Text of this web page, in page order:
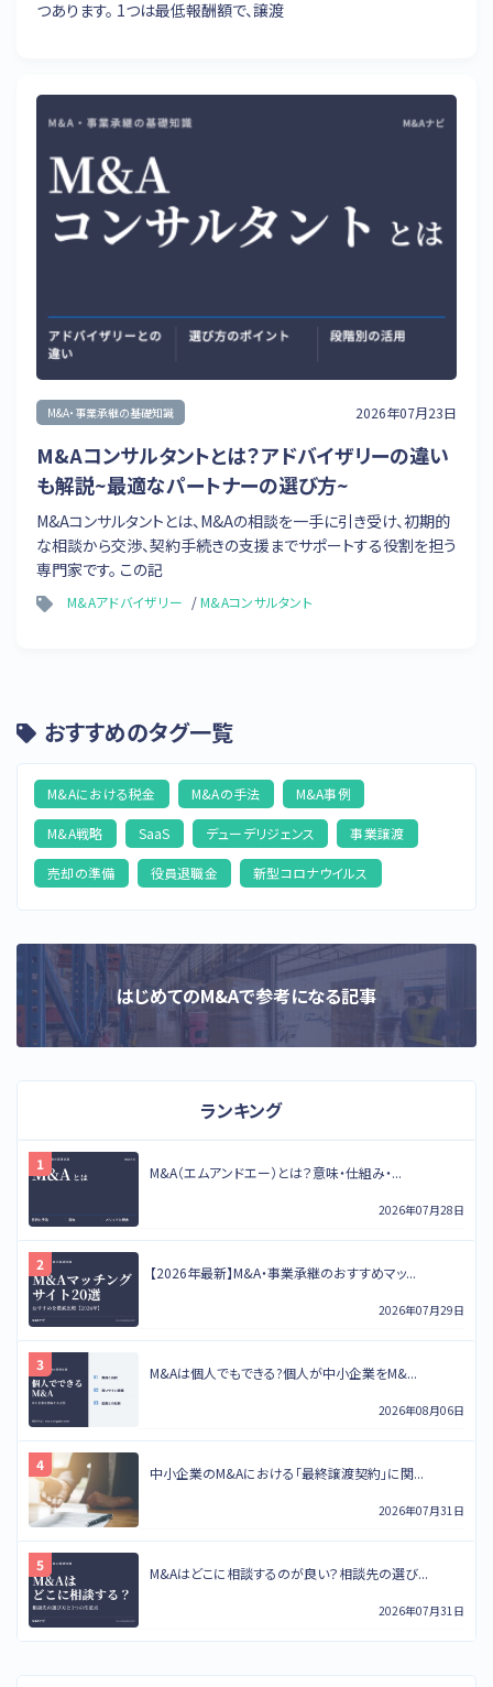
つあります。 1つは最低報酬額で、譲渡
M&A・事業承継の基礎知識 2026年07月23日
M&Aコンサルタントとは？アドバイザリーの違い
も解説~最適なパートナーの選び方~
M&Aコンサルタントとは、M&Aの相談を一手に引き受け、初期的
な相談から交渉、契約手続きの支援までサポートする役割を担う
専門家です。 この記
M&Aアドバイザリー M&Aコンサルタント
おすすめのタグ一覧
M&Aにおける税金 M&Aの手法 M&A事例
M&A戦略 SaaS デューデリジェンス 事業譲渡
売却の準備 役員退職金 新型コロナウイルス
はじめてのM&Aで参考になる記事
ランキング
M&A（エムアンドエー）とは？意味・仕組み・...
2026年07月28日
【2026年最新】M&A・事業承継のおすすめマッ...
2026年07月29日
M&Aは個人でもできる?個人が中小企業をM&...
2026年08月06日
中小企業のM&Aにおける「最終譲渡契約」に関...
2026年07月31日
M&Aはどこに相談するのが良い？相談先の選び...
2026年07月31日